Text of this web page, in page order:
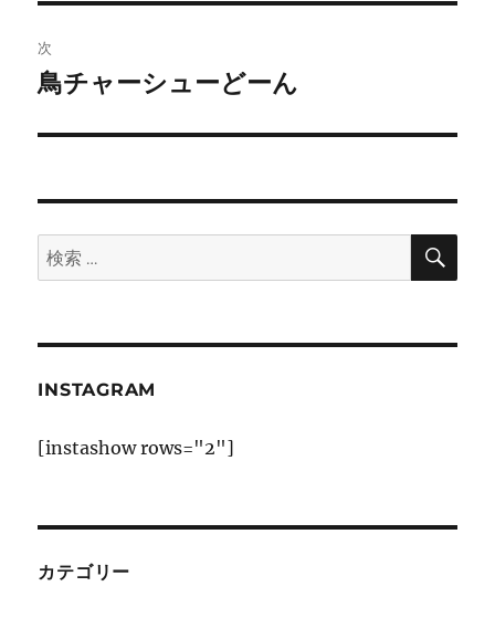
ビ
ゲ
ー
ン
投
稿:
次
次
投
鳥チャーシューどーん
検
索:
検
INSTAGRAM
[instashow rows="2"]
カテゴリー